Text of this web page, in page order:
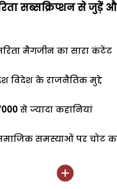
सब्सक्रिप्शन से जुड़ेें
मैगजीन का सारा कंटेंट
विदेश के राजनैतिक मुद्दे
से ज्यादा कहानियां
समस्याओं पर चोट